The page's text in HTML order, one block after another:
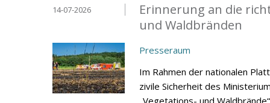
Erinnerung an die
und Waldbränden
14-07-2026
Presseraum
Im Rahmen der nationalen
zivile Sicherheit des
„Vegetations- und